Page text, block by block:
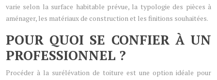
varie selon la surface habitable prévue, la typologie des pièces à
aménager, les matériaux de construction et les finitions souhaitées.
POUR QUOI SE CONFIER À UN
PROFESSIONNEL ?
Procéder à la surélévation de toiture est une option idéale pour